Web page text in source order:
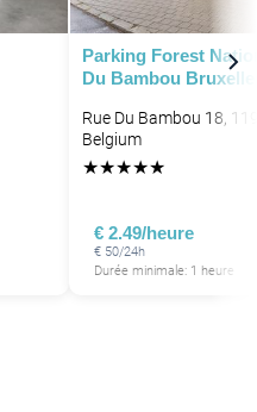
Parking Forest
Du Bambou
Rue Du Bambou 18,
Belgium
★★★★★
€ 2.49/heure
€ 50/24h
Durée minimale: 1 heure